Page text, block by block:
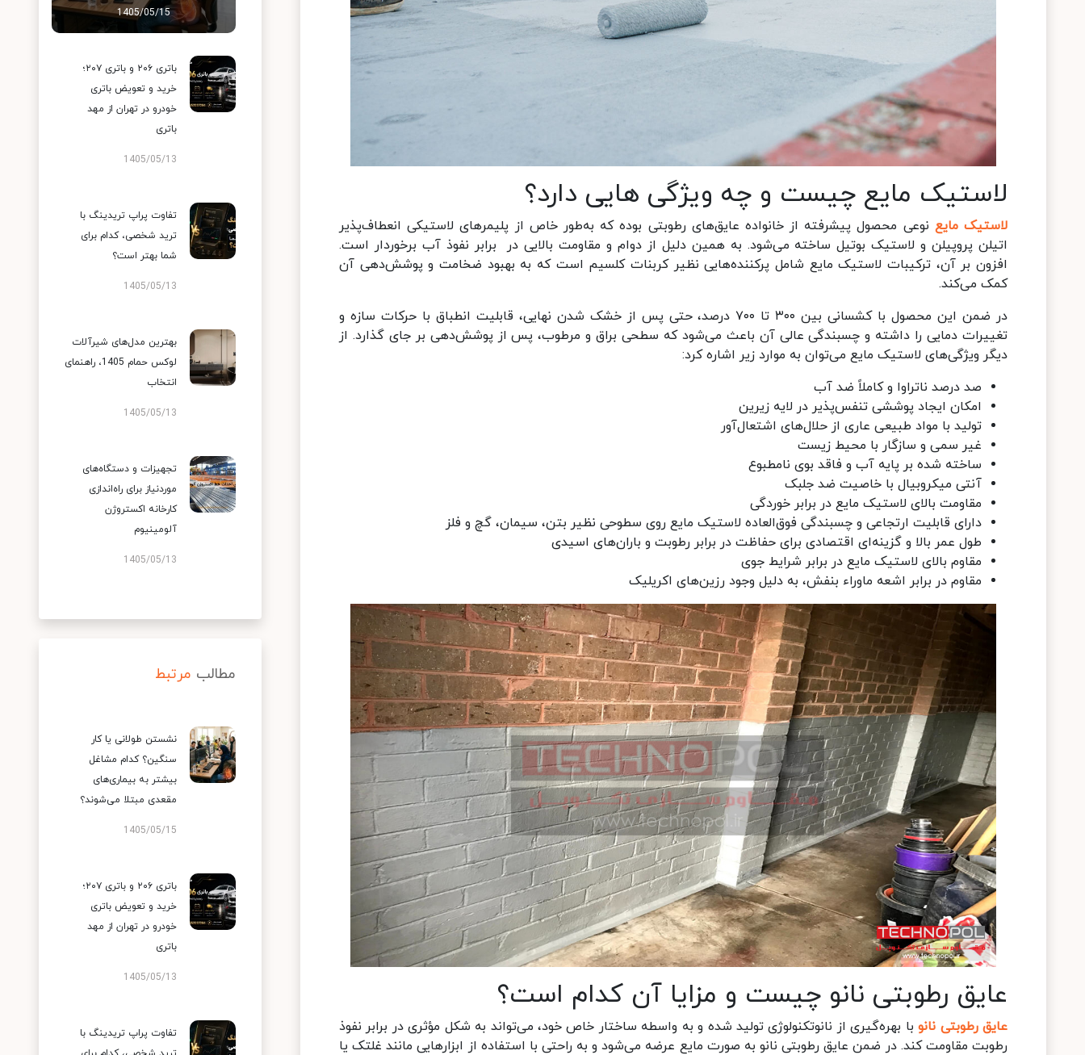
لاستیک مایع چیست و چه ویژگی هایی دارد؟
لاستیک مایع نوعی محصول پیشرفته از خانواده عایق‌های رطوبتی بوده که به‌طور خاص از پلیمرهای لاستیکی انعطاف‌پذیر
اتیلن پروپیلن و لاستیک بوتیل ساخته می‌شود. به همین دلیل از دوام و مقاومت بالایی در برابر نفوذ آب برخوردار است.
افزون بر آن، ترکیبات لاستیک مایع شامل پرکننده‌هایی نظیر کربنات کلسیم است که به بهبود ضخامت و پوشش‌دهی آن
کمک می‌کند.
در ضمن این محصول با کشسانی بین ۳۰۰ تا ۷۰۰ درصد، حتی پس از خشک شدن نهایی، قابلیت انطباق با حرکات سازه و
تغییرات دمایی را داشته و چسبندگی عالی آن باعث می‌شود که سطحی براق و مرطوب، پس از پوشش‌دهی بر جای گذارد. از
دیگر ویژگی‌های لاستیک مایع می‌توان به موارد زیر اشاره کرد:
صد درصد ناتراوا و کاملاً ضد آب
امکان ایجاد پوششی تنفس‌پذیر در لایه زیرین
تولید با مواد طبیعی عاری از حلال‌های اشتعال‌آور
غیر سمی و سازگار با محیط زیست
ساخته شده بر پایه آب و فاقد بوی نامطبوع
آنتی میکروبیال با خاصیت ضد جلبک
مقاومت بالای لاستیک مایع در برابر خوردگی
دارای قابلیت ارتجاعی و چسبندگی فوق‌العاده لاستیک مایع روی سطوحی نظیر بتن، سیمان، گچ و فلز
طول عمر بالا و گزینه‌ای اقتصادی برای حفاظت در برابر رطوبت و باران‌های اسیدی
مقاوم بالای لاستیک مایع در برابر شرایط جوی
مقاوم در برابر اشعه ماوراء بنفش، به دلیل وجود رزین‌های اکریلیک
عایق رطوبتی نانو چیست و مزایا آن کدام است؟
عایق رطوبتی نانوبا بهره‌گیری از نانو‌تکنولوژی تولید شده و به واسطه ساختار خاص خود، می‌تواند به شکل مؤثری در برابر نفوذ
رطوبت مقاومت کند. در ضمن عایق رطوبتی نانو به صورت مایع عرضه می‌شود و به راحتی با استفاده از ابزارهایی مانند غلتک یا
1405/05/15
باتری ۲۰۶ و باتری ۲۰۷؛
خرید و تعویض باتری
خودرو در تهران از مهد
باتری
1405/05/13
تفاوت پراپ تریدینگ با
ترید شخصی، کدام برای
شما بهتر است؟
1405/05/13
بهترین مدل‌های شیرآلات
لوکس حمام 1405، راهنمای
انتخاب
1405/05/13
تجهیزات و دستگاه‌های
موردنیاز برای راه‌اندازی
کارخانه اکستروژن
آلومینیوم
1405/05/13
مطالب مرتبط
نشستن طولانی یا کار
سنگین؟ کدام مشاغل
بیشتر به بیماری‌های
مقعدی مبتلا می‌شوند؟
1405/05/15
باتری ۲۰۶ و باتری ۲۰۷؛
خرید و تعویض باتری
خودرو در تهران از مهد
باتری
1405/05/13
تفاوت پراپ تریدینگ با